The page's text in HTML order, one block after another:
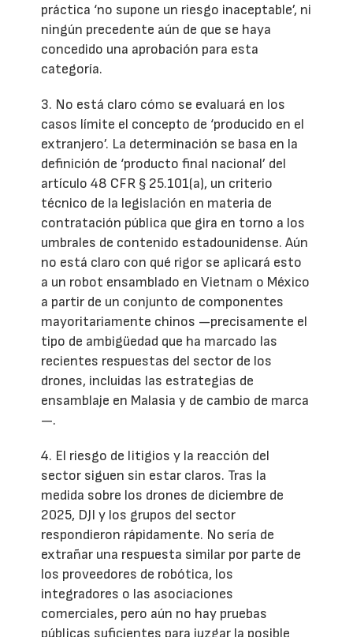
práctica ‘no supone un riesgo inaceptable’, ni
ningún precedente aún de que se haya
concedido una aprobación para esta
categoría.
3. No está claro cómo se evaluará en los
casos límite el concepto de ‘producido en el
extranjero’. La determinación se basa en la
definición de ‘producto final nacional’ del
artículo 48 CFR § 25.101(a), un criterio
técnico de la legislación en materia de
contratación pública que gira en torno a los
umbrales de contenido estadounidense. Aún
no está claro con qué rigor se aplicará esto
a un robot ensamblado en Vietnam o México
a partir de un conjunto de componentes
mayoritariamente chinos —precisamente el
tipo de ambigüedad que ha marcado las
recientes respuestas del sector de los
drones, incluidas las estrategias de
ensamblaje en Malasia y de cambio de marca
—.
4. El riesgo de litigios y la reacción del
sector siguen sin estar claros. Tras la
medida sobre los drones de diciembre de
2025, DJI y los grupos del sector
respondieron rápidamente. No sería de
extrañar una respuesta similar por parte de
los proveedores de robótica, los
integradores o las asociaciones
comerciales, pero aún no hay pruebas
públicas suficientes para juzgar la posible